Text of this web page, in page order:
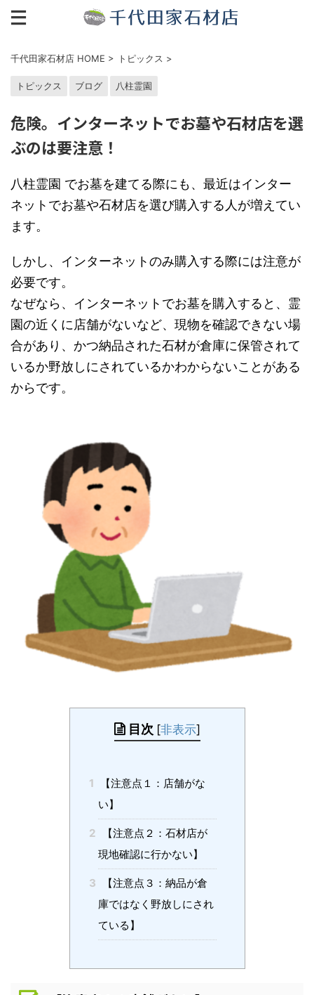
千代田家石材店 HOME > トピックス >
トピックス ブログ 八柱霊園
危険。インターネットでお墓や石材店を選
ぶのは要注意！
八柱霊園 でお墓を建てる際にも、最近はインター
ネットでお墓や石材店を選び購入する人が増えてい
ます。
しかし、インターネットのみ購入する際には注意が
必要です。
なぜなら、インターネットでお墓を購入すると、霊
園の近くに店舗がないなど、現物を確認できない場
合があり、かつ納品された石材が倉庫に保管されて
いるか野放しにされているかわからないことがある
からです。
目次 [非表示]
1
【注意点１：店舗がな
い】
2
【注意点２：石材店が
現地確認に行かない】
3
【注意点３：納品が倉
庫ではなく野放しにされ
ている】